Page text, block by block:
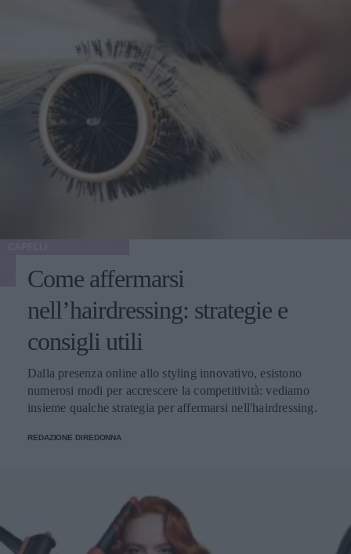
Come affermarsi
nell’hairdressing: strategie e
consigli utili
Dalla presenza online allo styling innovativo, esistono
numerosi modi per accrescere la competitività: vediamo
insieme qualche strategia per affermarsi nell'hairdressing.
REDAZIONE DIREDONNA